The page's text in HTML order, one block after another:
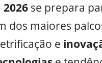
se prepara
dos maiores
e